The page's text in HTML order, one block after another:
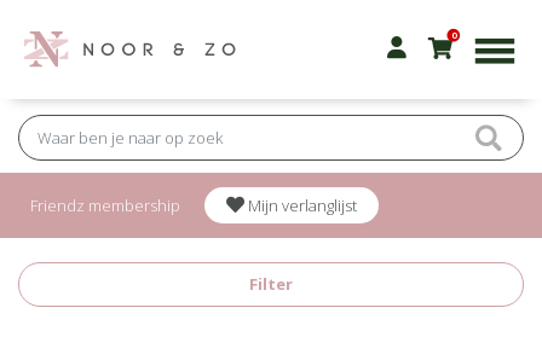
0
Friendz membership Mijn verlanglijst
Filter